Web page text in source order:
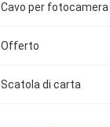
Cavo per fotocamera
Offerto
Scatola di carta